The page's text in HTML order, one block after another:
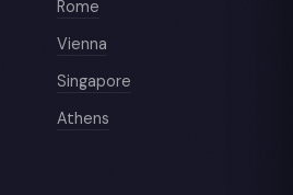
Rome
Vienna
Singapore
Athens